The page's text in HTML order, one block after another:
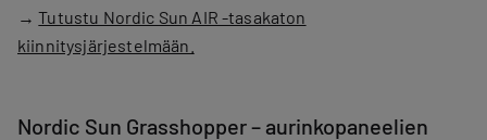
→Tutustu Nordic Sun AIR -tasakaton
kiinnitysjärjestelmään.
Nordic Sun Grasshopper – aurinkopaneelien